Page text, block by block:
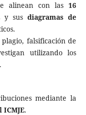
alinean con las16
y susdiagramas de
falsificación de
utilizando los
mediante la
.